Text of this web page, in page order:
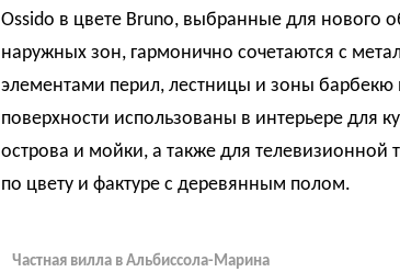
Ossido в цвете Bruno, выбранные для нового
наружных зон, гармонично сочетаются с
элементами перил, лестницы и зоны барбекю
поверхности использованы в интерьере для
острова и мойки, а также для телевизионной
по цвету и фактуре с деревянным полом.
Частная вилла в Альбиссола-Марина